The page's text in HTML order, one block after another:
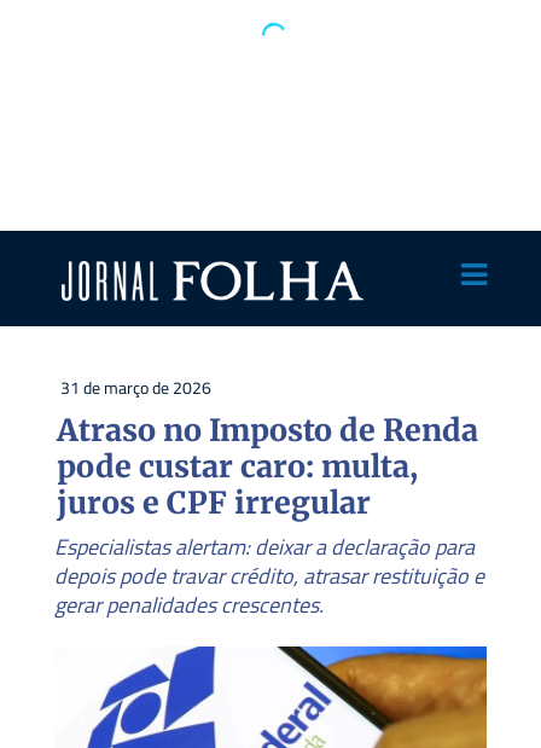
31 de março de 2026
Atraso no Imposto de Renda
pode custar caro: multa,
juros e CPF irregular
Especialistas alertam: deixar a declaração para
depois pode travar crédito, atrasar restituição e
gerar penalidades crescentes.